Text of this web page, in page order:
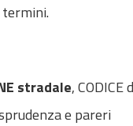
stradale,
e pareri